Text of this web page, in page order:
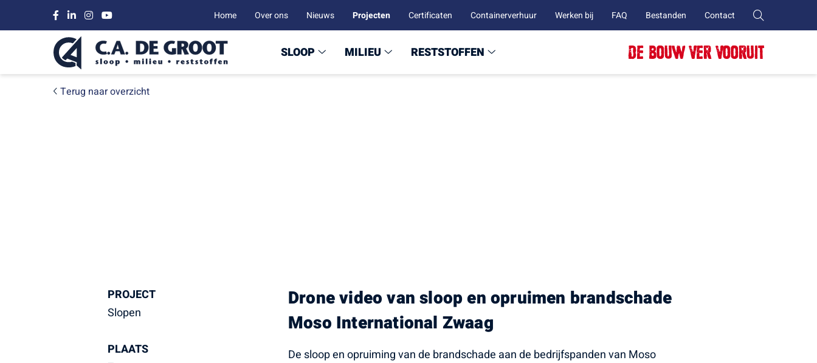
Home Over ons Nieuws Projecten Certificaten Containerverhuur Werken bij FAQ Bestanden Contact
SLOOP MILIEU RESTSTOFFEN DE BOUW VER VOORUIT
Terug naar overzicht
PROJECT
Slopen
PLAATS
Drone video van sloop en opruimen brandschade
Moso International Zwaag
De sloop en opruiming van de brandschade aan de bedrijfspanden van Moso